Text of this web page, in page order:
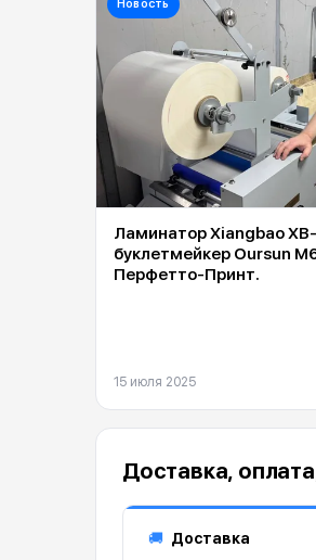
Новость
Ламинатор Xiangbao
буклетмейкер Oursun
Перфетто-Принт.
15 июля 2025
Доставка,
🚚 Доставка